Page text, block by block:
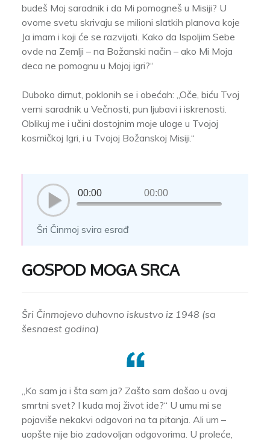
budeš Moj saradnik i da Mi pomogneš u Misiji? U
ovome svetu skrivaju se milioni slatkih planova koje
Ja imam i koji će se razvijati. Kako da Ispoljim Sebe
ovde na Zemlji – na Božanski način – ako Mi Moja
deca ne pomognu u Mojoj igri?“
Duboko dirnut, poklonih se i obećah: „Oče, biću Tvoj
verni saradnik u Večnosti, pun ljubavi i iskrenosti.
Oblikuj me i učini dostojnim moje uloge u Tvojoj
kosmičkoj Igri, i u Tvojoj Božanskoj Misiji.“
00:00 00:00
Šri Činmoj svira esrađ
GOSPOD MOGA SRCA
Šri Činmojevo duhovno iskustvo iz 1948 (sa
šesnaest godina)
„Ko sam ja i šta sam ja? Zašto sam došao u ovaj
smrtni svet? I kuda moj život ide?“ U umu mi se
pojaviše nekakvi odgovori na ta pitanja. Ali um –
uopšte nije bio zadovoljan odgovorima. U proleće,